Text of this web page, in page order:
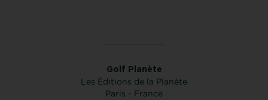
Golf Planète
Les Éditions de la Planète
Paris - France